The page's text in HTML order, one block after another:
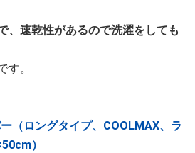
、速乾性があるので洗濯をしても
す。
（ロングタイプ、COOLMAX、ラ
）